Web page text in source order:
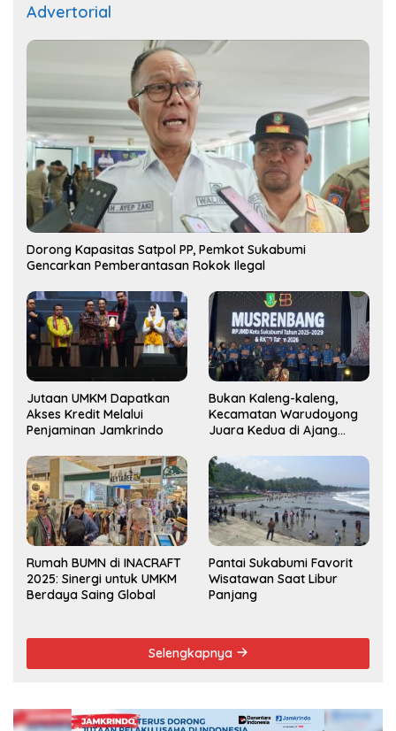
Advertorial
Dorong Kapasitas Satpol PP, Pemkot Sukabumi
Gencarkan Pemberantasan Rokok Ilegal
Jutaan UMKM Dapatkan
Akses Kredit Melalui
Penjaminan Jamkrindo
Bukan Kaleng-kaleng,
Kecamatan Warudoyong
Juara Kedua di Ajang
2025
Rumah BUMN di INACRAFT
2025: Sinergi untuk UMKM
Berdaya Saing Global
Pantai Sukabumi Favorit
Wisatawan Saat Libur
Panjang
Selengkapnya